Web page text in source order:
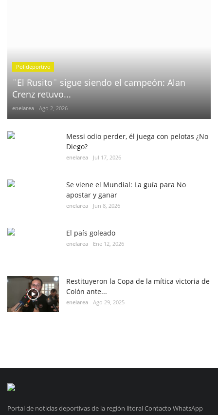
Polideportivo
¨El Rusito¨ sigue siendo el campeón: Alan
Crenz retuvo...
enelarea Ago 2, 2026
Messi odio perder, él juega con pelotas ¿No
Diego?
enelarea Jul 17, 2026
Se viene el Mundial: La guía para No
apostar y ganar
enelarea Jun 8, 2026
El país goleado
enelarea Ene 12, 2026
Restituyeron la Copa de la mítica victoria de
Colón ante...
enelarea Ago 29, 2025
Portal de noticias deportivas de la región litoral Contacto WhatsApp